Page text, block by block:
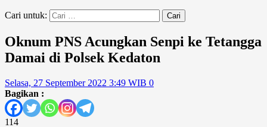
Cari untuk:
Oknum PNS Acungkan Senpi ke Tetangga
Damai di Polsek Kedaton
Selasa, 27 September 2022 3:49 WIB 0
Bagikan :
114